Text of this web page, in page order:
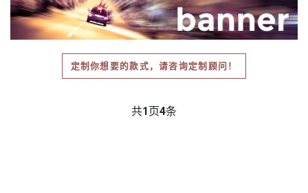
定制你想要的款式，请咨询定制顾问！
共1页4条